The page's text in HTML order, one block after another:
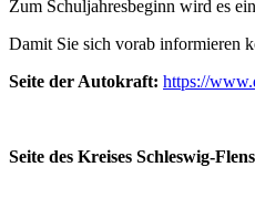
Zum Schuljahresbeginn wird es
Damit Sie sich vorab informieren
Seite der Autokraft: https://
Seite des Kreises Schleswig-